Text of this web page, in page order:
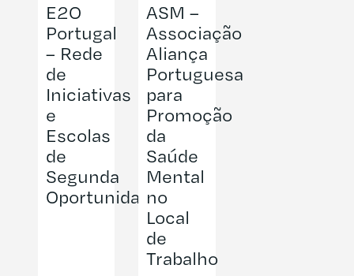
E2O
Portugal
– Rede
de
Iniciativas
e
Escolas
de
Segunda
Oportunidade
ASM –
Associação
Aliança
Portuguesa
para
Promoção
da
Saúde
Mental
no
Local
de
Trabalho